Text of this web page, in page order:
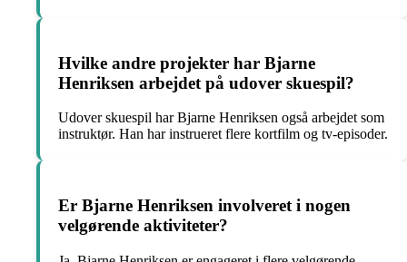
Hvilke andre projekter har Bjarne
Henriksen arbejdet på udover skuespil?
Udover skuespil har Bjarne Henriksen også arbejdet som
instruktør. Han har instrueret flere kortfilm og tv-episoder.
Er Bjarne Henriksen involveret i nogen
velgørende aktiviteter?